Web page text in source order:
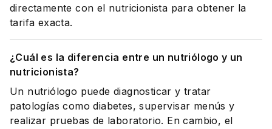
directamente con el nutricionista para obtener la
tarifa exacta.
¿Cuál es la diferencia entre un nutriólogo y un
nutricionista?
Un nutriólogo puede diagnosticar y tratar
patologías como diabetes, supervisar menús y
realizar pruebas de laboratorio. En cambio, el